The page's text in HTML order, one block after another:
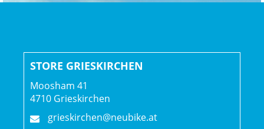
STORE GRIESKIRCHEN
Moosham 41
4710 Grieskirchen
grieskirchen@neubike.at